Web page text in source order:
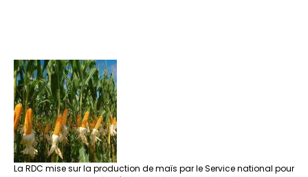
La RDC mise sur la production de maïs par le Service national pour